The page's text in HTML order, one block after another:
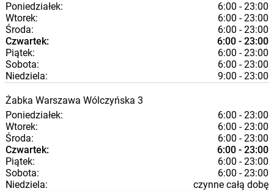
Poniedziałek:
6:00 - 23:00
Wtorek:
6:00 - 23:00
Środa:
6:00 - 23:00
Czwartek:
6:00 - 23:00
Piątek:
6:00 - 23:00
Sobota:
6:00 - 23:00
Niedziela:
9:00 - 23:00
Żabka Warszawa Wólczyńska 3
Poniedziałek:
6:00 - 23:00
Wtorek:
6:00 - 23:00
Środa:
6:00 - 23:00
Czwartek:
6:00 - 23:00
Piątek:
6:00 - 23:00
Sobota:
6:00 - 23:00
Niedziela:
czynne całą dobę